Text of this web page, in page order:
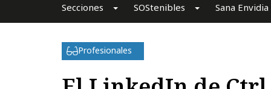
Secciones SOStenibles Sana Envidia
Profesionales